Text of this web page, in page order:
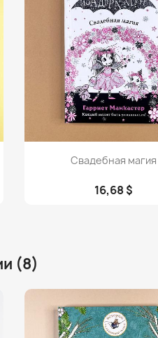
Просмотр
Свадебная магия
16,68 $
(8)